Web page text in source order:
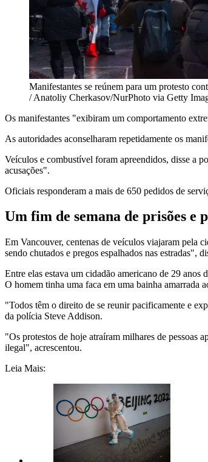
Manifestantes se reúnem para um protesto
/ Anatoliy Cherkasov/NurPhoto via Getty
Os manifestantes "exibiram um comportamento
As autoridades aconselharam repetidamente os
Veículos e combustível foram apreendidos, disse a
acusações".
Oficiais responderam a mais de 650 pedidos de
Um fim de semana de prisões e
Em Vancouver, centenas de veículos viajaram pela
sendo chutados e pregos espalhados nas estradas",
Entre elas estava um cidadão americano de 29
O homem tinha uma faca em uma bainha amarrada
"Todos têm o direito de se reunir pacificamente e
da polícia Steve Addison.
"Os protestos de hoje atraíram milhares de pessoas
ilegal", acrescentou.
Leia Mais: